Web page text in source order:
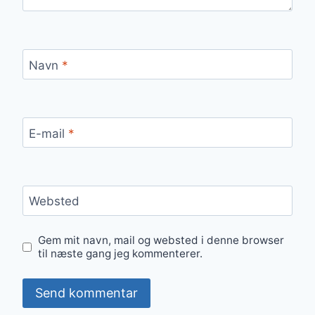
Navn *
E-mail *
Websted
Gem mit navn, mail og websted i denne browser
til næste gang jeg kommenterer.